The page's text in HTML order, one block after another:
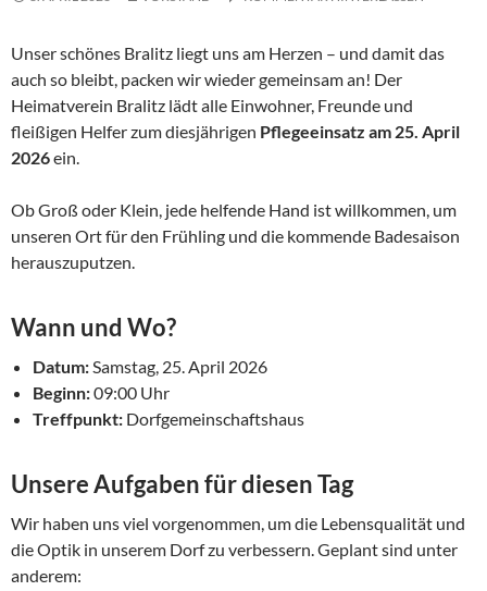
Unser schönes Bralitz liegt uns am Herzen – und damit das
auch so bleibt, packen wir wieder gemeinsam an! Der
Heimatverein Bralitz lädt alle Einwohner, Freunde und
fleißigen Helfer zum diesjährigen Pflegeeinsatz am 25. April
2026ein.
Ob Groß oder Klein, jede helfende Hand ist willkommen, um
unseren Ort für den Frühling und die kommende Badesaison
herauszuputzen.
Wann und Wo?
Datum:Samstag, 25. April 2026
Beginn:09:00 Uhr
Treffpunkt: Dorfgemeinschaftshaus
Unsere Aufgaben für diesen Tag
Wir haben uns viel vorgenommen, um die Lebensqualität und
die Optik in unserem Dorf zu verbessern. Geplant sind unter
anderem: